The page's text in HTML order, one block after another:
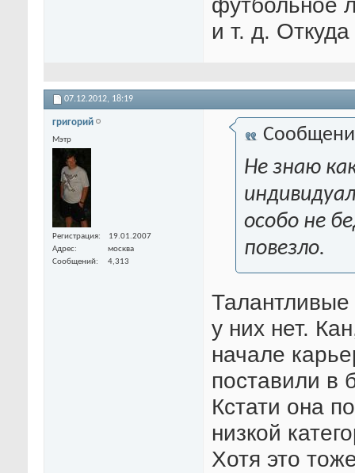
и т. д.
07.12.2012, 18:19
григорий
Мэтр
Регистрация
19.01.2007
Адрес
москва
Сообщений
4,313
Не знаю
особо не
повезло.
у них нет.
начале
поставили в
Кстати она
низкой
Хотя это